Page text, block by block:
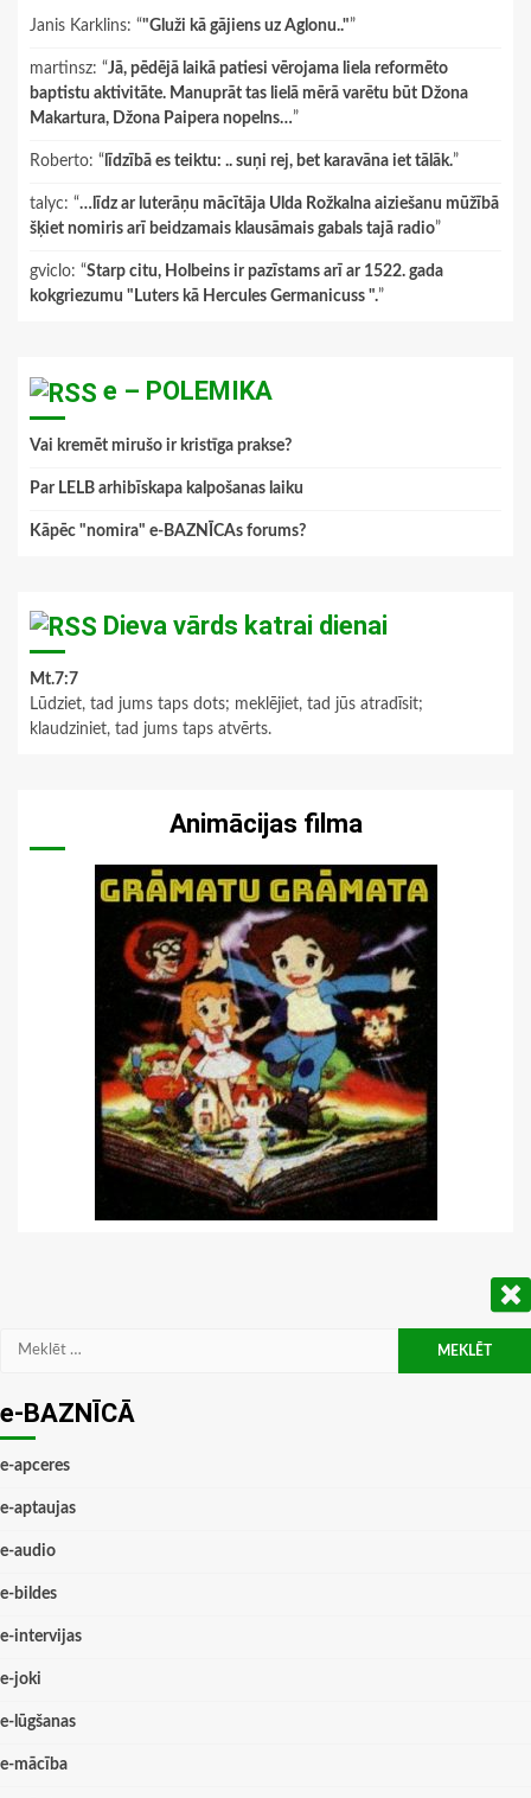
Janis Karklins: “"Gluži kā gājiens uz Aglonu.."”
martinsz: “Jā, pēdējā laikā patiesi vērojama liela reformēto
baptistu aktivitāte. Manuprāt tas lielā mērā varētu būt Džona
Makartura, Džona Paipera nopelns…”
Roberto: “ līdzībā es teiktu: .. suņi rej, bet karavāna iet tālāk.”
talyc: “…līdz ar luterāņu mācītāja Ulda Rožkalna aiziešanu mūžībā
šķiet nomiris arī beidzamais klausāmais gabals tajā radio”
gviclo: “Starp citu, Holbeins ir pazīstams arī ar 1522. gada
kokgriezumu "Luters kā Hercules Germanicuss ".”
e – POLEMIKA
Vai kremēt mirušo ir kristīga prakse?
Par LELB arhibīskapa kalpošanas laiku
Kāpēc "nomira" e-BAZNĪCAs forums?
Dieva vārds katrai dienai
Mt.7:7
Lūdziet, tad jums taps dots; meklējiet, tad jūs atradīsit;
klaudziniet, tad jums taps atvērts.
Animācijas filma
Meklēt:
e-BAZNĪCĀ
e-apceres
e-aptaujas
e-audio
e-bildes
e-intervijas
e-joki
e-lūgšanas
e-mācība